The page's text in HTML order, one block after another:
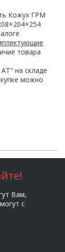
Кожух ГРМ
товара
на складе
можно
Вам,
с